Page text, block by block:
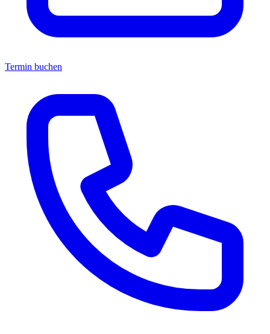
Termin buchen